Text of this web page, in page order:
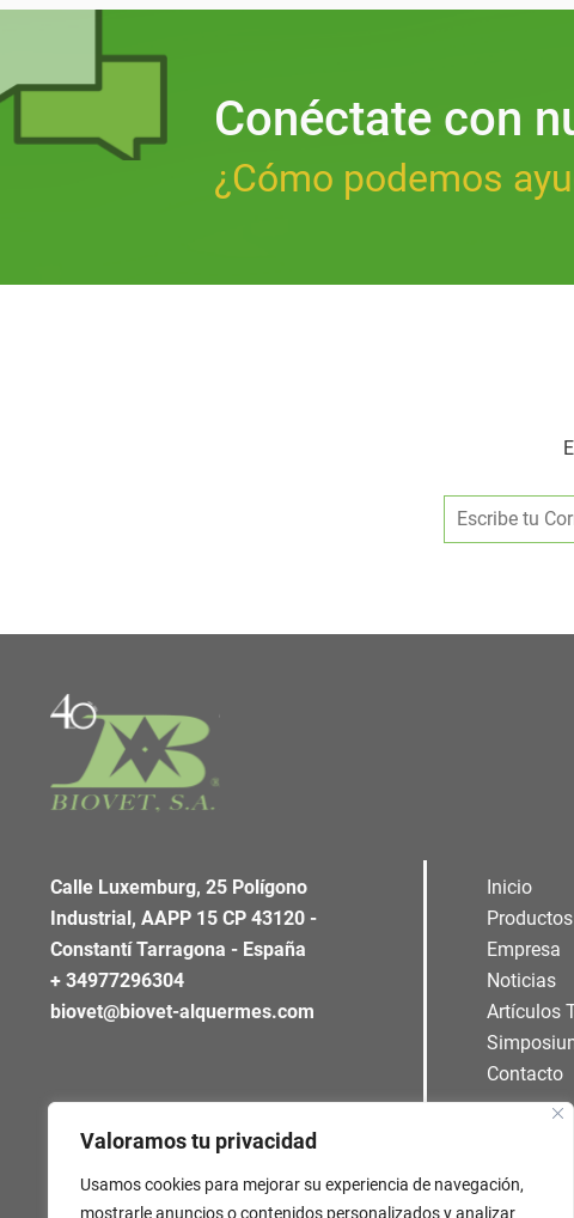
Valoramos tu privacidad
Usamos cookies para mejorar su experiencia de navegación,
mostrarle anuncios o contenidos personalizados y analizar
Conéctate con
¿Cómo podemos
Calle Luxemburg, 25 Polígono
Industrial, AAPP 15 CP 43120 -
Constantí Tarragona - España
+ 34977296304
biovet@biovet-alquermes.com
Inicio
Productos
Empresa
Noticias
Artículos
Contacto